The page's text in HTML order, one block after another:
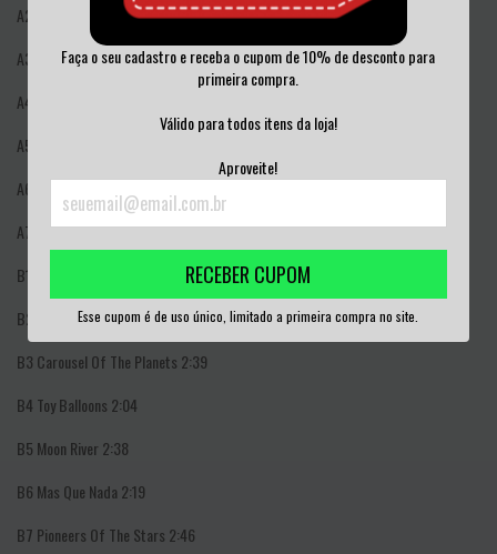
Faça o seu cadastro e receba o cupom de 10% de desconto para
primeira compra.
Válido para todos itens da loja!
Aproveite!
RECEBER CUPOM
Esse cupom é de uso único, limitado a primeira compra no site.
A2
Umbrellas Of Cherbourg2:42
A3
Strangers In The Night2:56
A4
A5
A6
A7
Fallout1:54
B1
B2
Winchester Cathedral 2:14
B3 Carousel Of The Planets 2:39
B4 Toy Balloons 2:04
B5 Moon River 2:38
B6 Mas Que Nada 2:19
B7 Pioneers Of The Stars 2:46